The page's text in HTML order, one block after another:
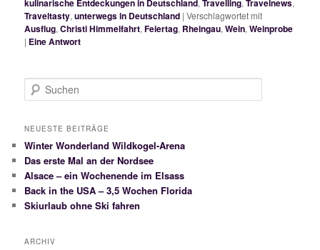
kulinarische Entdeckungen in Deutschland Travelling Travelnews
Traveltasty,unterwegs in Deutschland |Verschlagwortet mit
Ausflug,Christi Himmelfahrt,Feiertag, Rheingau,Wein,Weinprobe
| EineAntwort
u
h
n
NEUESTE BEITRÄGE
Winter Wonderland Wildkogel-Arena
Das erste Mal an der Nordsee
Alsace – ein Wochenende im Elsass
Back in the USA – 3,5 Wochen Florida
Skiurlaub ohne Ski fahren
ARCHIV